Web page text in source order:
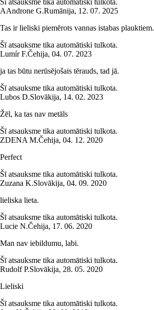
Šī atsauksme tika automātiski tulkota.
AAndrone G.Rumānija, 12. 07. 2025
Tas ir lieliski piemērots vannas istabas plauktiem.
Šī atsauksme tika automātiski tulkota.
Lumír F.Čehija, 04. 07. 2023
ja tas būtu nerūsējošais tērauds, tad jā.
Šī atsauksme tika automātiski tulkota.
Lubos D.Slovākija, 14. 02. 2023
Žēl, ka tas nav metāls
Šī atsauksme tika automātiski tulkota.
ZDENA M.Čehija, 04. 12. 2020
Perfect
Šī atsauksme tika automātiski tulkota.
Zuzana K.Slovākija, 04. 09. 2020
lieliska lieta.
Šī atsauksme tika automātiski tulkota.
Lucie N.Čehija, 17. 06. 2020
Man nav iebildumu, labi.
Šī atsauksme tika automātiski tulkota.
Rudolf P.Slovākija, 28. 05. 2020
Lieliski
Šī atsauksme tika automātiski tulkota.